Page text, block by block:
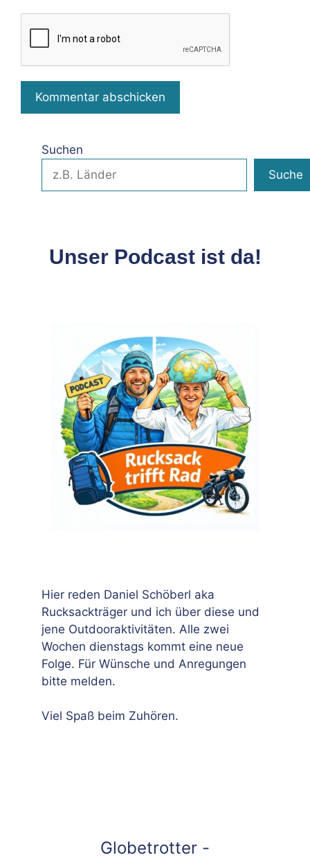
Suchen
Suche
Unser Podcast ist da!
Hier reden Daniel Schöberl aka
Rucksackträger und ich über diese und
jene Outdooraktivitäten. Alle zwei
Wochen dienstags kommt eine neue
Folge. Für Wünsche und Anregungen
bitte melden.
Viel Spaß beim Zuhören.
Globetrotter -